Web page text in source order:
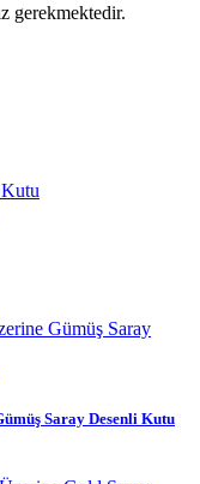
gerekmektedir.
Saray Desenli Kutu